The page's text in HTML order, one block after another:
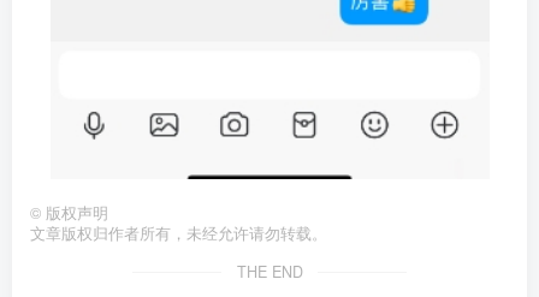
© 版权声明
文章版权归作者所有，未经允许请勿转载。
THE END